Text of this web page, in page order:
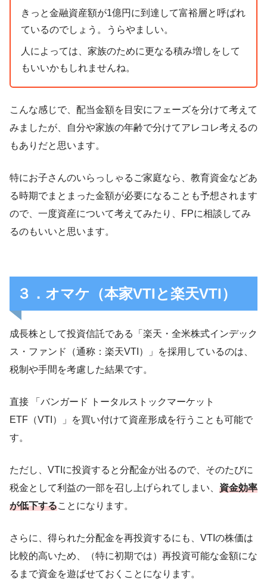
きっと金融資産額が1億円に到達して富裕層と呼ばれ
ているのでしょう。うらやましい。
人によっては、家族のために更なる積み増しをして
もいいかもしれませんね。
こんな感じで、配当金額を目安にフェーズを分けて考えて
みましたが、自分や家族の年齢で分けてアレコレ考えるの
もありだと思います。
特にお子さんのいらっしゃるご家庭なら、教育資金などあ
る時期でまとまった金額が必要になることも予想されます
ので、一度資産について考えてみたり、FPに相談してみ
るのもいいと思います。
３．オマケ（本家VTIと楽天VTI）
成長株として投資信託である「楽天・全米株式インデック
ス・ファンド（通称：楽天VTI）」を採用しているのは、
税制や手間を考慮した結果です。
直接 「バンガード トータルストックマーケット
ETF（VTI）」を買い付けて資産形成を行うことも可能で
す。
ただし、VTIに投資すると分配金が出るので、そのたびに
税金として利益の一部を召し上げられてしまい、 資金効率
が低下することになります。
さらに、得られた分配金を再投資するにも、VTIの株価は
比較的高いため、（特に初期では）再投資可能な金額にな
るまで資金を遊ばせておくことになります。